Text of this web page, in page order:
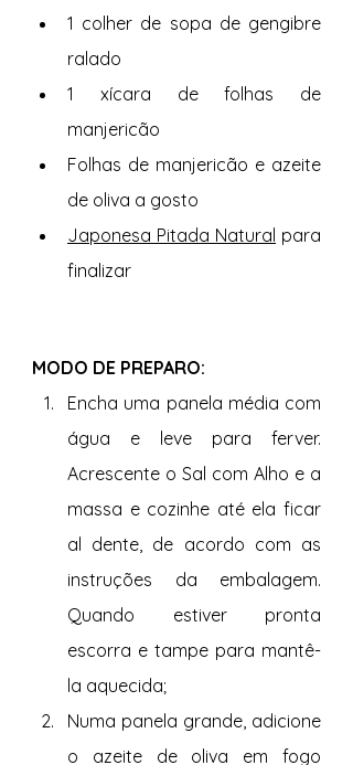
1 colher de sopa de gengibre
ralado
1 xícara de folhas de
manjericão
Folhas de manjericão e azeite
de oliva a gosto
Japonesa Pitada Natural para
finalizar
MODO DE PREPARO:
Encha uma panela média com
água e leve para ferver.
Acrescente o Sal com Alho e a
massa e cozinhe até ela ficar
al dente, de acordo com as
instruções da embalagem.
Quando estiver pronta
escorra e tampe para mantê-
la aquecida;
Numa panela grande, adicione
o azeite de oliva em fogo